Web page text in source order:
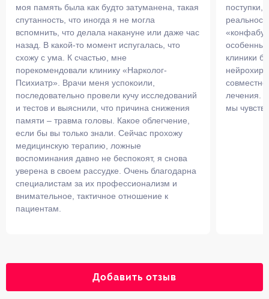
моя память была как будто затуманена, такая
спутанность, что иногда я не могла
вспомнить, что делала накануне или даже час
назад. В какой-то момент испугалась, что
схожу с ума. К счастью, мне
порекомендовали клинику «Нарколог-
Психиатр». Врачи меня успокоили,
последовательно провели кучу исследований
и тестов и выяснили, что причина снижения
памяти – травма головы. Какое облегчение,
если бы вы только знали. Сейчас прохожу
медицинскую терапию, ложные
воспоминания давно не беспокоят, я снова
уверена в своем рассудке. Очень благодарна
специалистам за их профессионализм и
внимательное, тактичное отношение к
пациентам.
поступки,
клиники
лечения.
мы
Добавить отзыв